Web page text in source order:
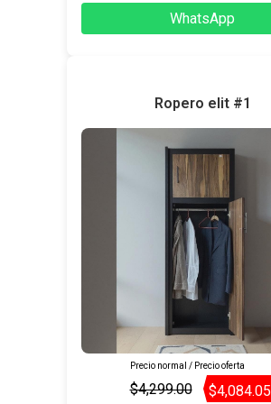
WhatsApp
Ropero elit #1
Precio normal / Precio oferta
$4,299.00 $4,084.05